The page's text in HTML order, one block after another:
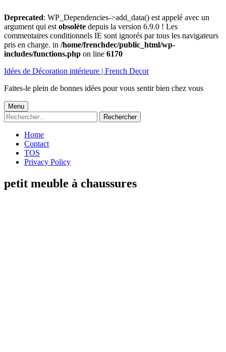
Deprecated: WP_Dependencies->add_data() est appelé avec un
argument qui est obsolète depuis la version 6.9.0 ! Les
commentaires conditionnels IE sont ignorés par tous les navigateurs
pris en charge. in /home/frenchdec/public_html/wp-
includes/functions.php on line 6170
au
Idées de Décoration intérieure | French Decor
Faites-le plein de bonnes idées pour vous sentir bien chez vous
Menu
principal
Menu
Rechercher :
Home
Contact
TOS
Privacy Policy
petit meuble à chaussures